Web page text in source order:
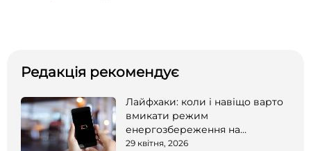
Редакція рекомендує
Лайфхаки: коли і навіщо варто
вмикати режим
енергозбереження на
смартфоні
29 квітня, 2026